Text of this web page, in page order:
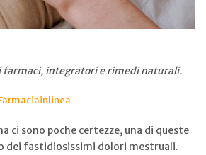
farmaci, integratori e rimedi naturali.
ci sono poche certezze, una di queste
dei fastidiosissimi dolori mestruali.